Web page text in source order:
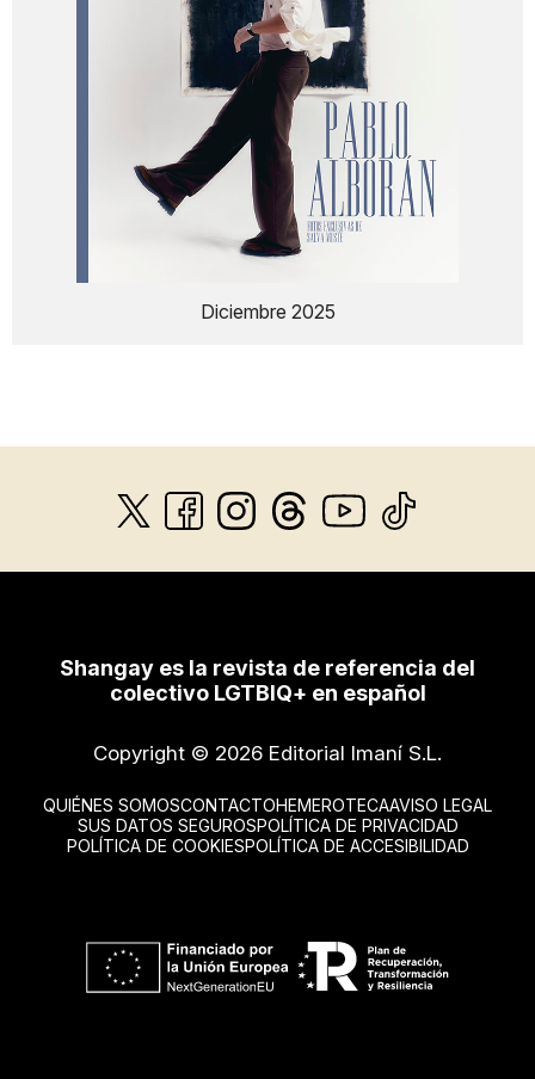
Diciembre 2025
Shangay es la revista de referencia del
colectivo LGTBIQ+ en español
Copyright © 2026 Editorial Imaní S.L.
QUIÉNES SOMOSCONTACTOHEMEROTECAAVISO LEGAL
SUS DATOS SEGUROSPOLÍTICA DE PRIVACIDAD
POLÍTICA DE COOKIESPOLÍTICA DE ACCESIBILIDAD